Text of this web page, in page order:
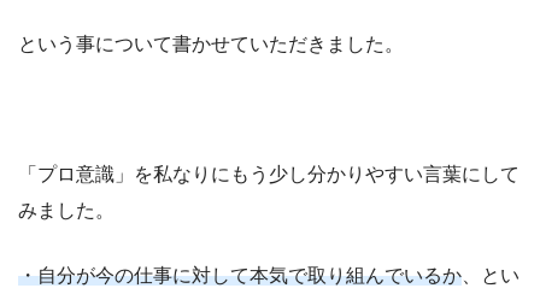
という事について書かせていただきました。
「プロ意識」を私なりにもう少し分かりやすい言葉にして
みました。
・自分が今の仕事に対して本気で取り組んでいるか 、とい